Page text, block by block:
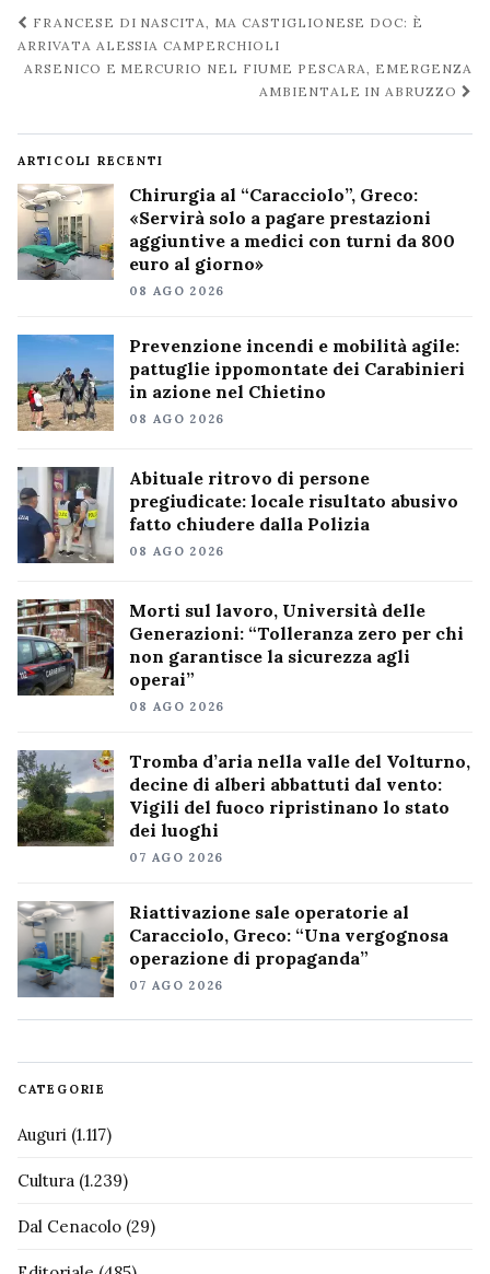
Navigazione
post
FRANCESE DI NASCITA, MA CASTIGLIONESE DOC: È
ARRIVATA ALESSIA CAMPERCHIOLI
ARSENICO E MERCURIO NEL FIUME PESCARA, EMERGENZA
AMBIENTALE IN ABRUZZO
ARTICOLI RECENTI
Chirurgia al “Caracciolo”, Greco:
«Servirà solo a pagare prestazioni
aggiuntive a medici con turni da 800
euro al giorno»
08 AGO 2026
Prevenzione incendi e mobilità agile:
pattuglie ippomontate dei Carabinieri
in azione nel Chietino
08 AGO 2026
Abituale ritrovo di persone
pregiudicate: locale risultato abusivo
fatto chiudere dalla Polizia
08 AGO 2026
Morti sul lavoro, Università delle
Generazioni: “Tolleranza zero per chi
non garantisce la sicurezza agli
operai”
08 AGO 2026
Tromba d’aria nella valle del Volturno,
decine di alberi abbattuti dal vento:
Vigili del fuoco ripristinano lo stato
dei luoghi
07 AGO 2026
Riattivazione sale operatorie al
Caracciolo, Greco: “Una vergognosa
operazione di propaganda”
07 AGO 2026
CATEGORIE
Auguri (1.117)
Cultura (1.239)
Dal Cenacolo (29)